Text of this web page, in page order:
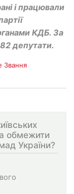
і працювали
КДБ. За
депутати.
Звання
обмежити
України?